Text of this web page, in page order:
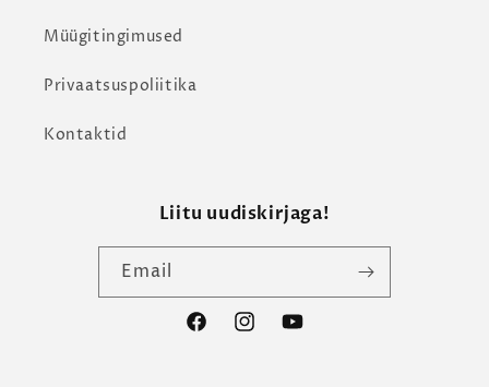
Müügitingimused
Privaatsuspoliitika
Kontaktid
Liitu uudiskirjaga!
Email
FacebookInstagramYouTube